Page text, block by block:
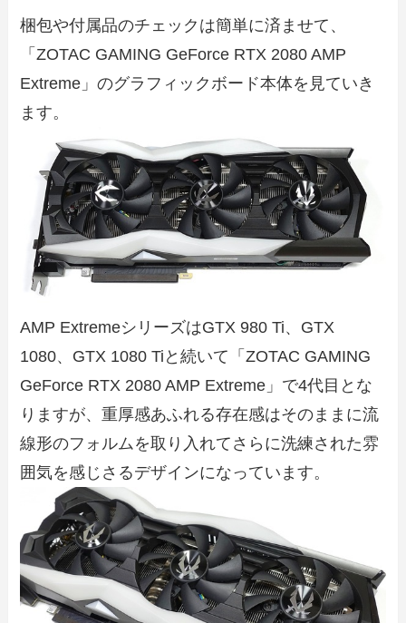
梱包や付属品のチェックは簡単に済ませて、
「ZOTAC GAMING GeForce RTX 2080 AMP
Extreme」のグラフィックボード本体を見ていき
ます。
AMP ExtremeシリーズはGTX 980 Ti、GTX
1080、GTX 1080 Tiと続いて「ZOTAC GAMING
GeForce RTX 2080 AMP Extreme」で4代目とな
りますが、重厚感あふれる存在感はそのままに流
線形のフォルムを取り入れてさらに洗練された雰
囲気を感じさるデザインになっています。